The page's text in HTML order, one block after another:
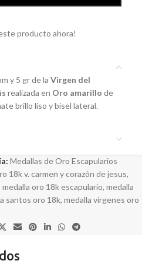
producto ahora!
y 5 gr de la Virgen del
realizada en Oro amarillo de
brillo liso y bisel lateral.
Medallas de Oro Escapularios
18k v. carmen y corazón de jesus,
medalla oro 18k escapulario, medalla
santos oro 18k, medalla vírgenes oro